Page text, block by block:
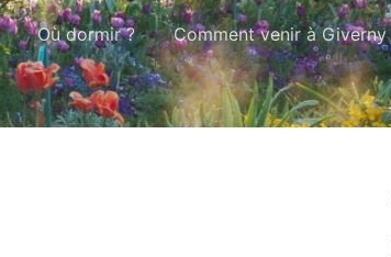
Où dormir ? Comment venir à Giverny